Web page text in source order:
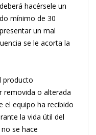
hacérsele un
mínimo de 30
un mal
se le acorta la
producto
removida o alterada
el equipo ha recibido
la vida útil del
se hace